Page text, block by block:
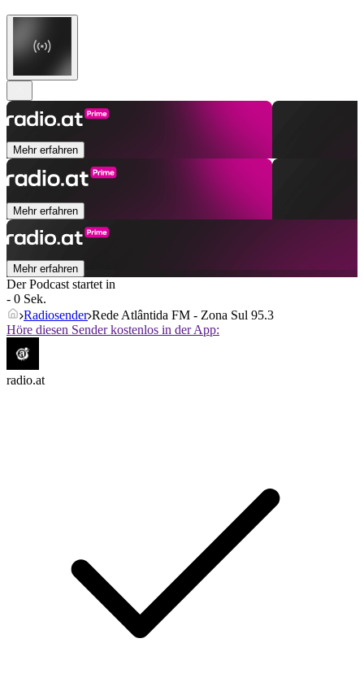
Mehr erfahren
Mehr erfahren
Mehr erfahren
Der Podcast startet in
- 0 Sek.
Radiosender Rede Atlântida FM - Zona Sul 95.3
Höre diesen Sender kostenlos in der App:
radio.at